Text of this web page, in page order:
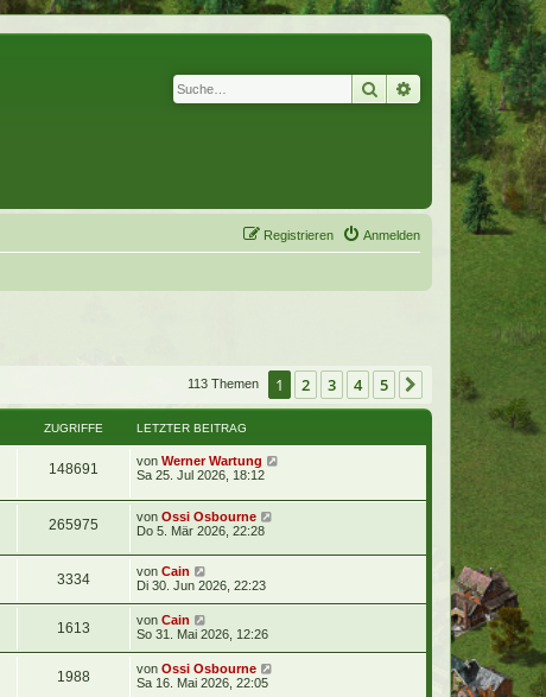
Suche Erweiterte Suche
Anmelden
Registrieren
113 Themen 1 2 3 4 5 Nächste
ZUGRIFFE LETZTER BEITRAG
148691 von Werner Wartung
Sa 25. Jul 2026, 18:12
265975 von Ossi Osbourne
Do 5. Mär 2026, 22:28
3334 von Cain
Di 30. Jun 2026, 22:23
1613 von Cain
So 31. Mai 2026, 12:26
1988 von Ossi Osbourne
Sa 16. Mai 2026, 22:05